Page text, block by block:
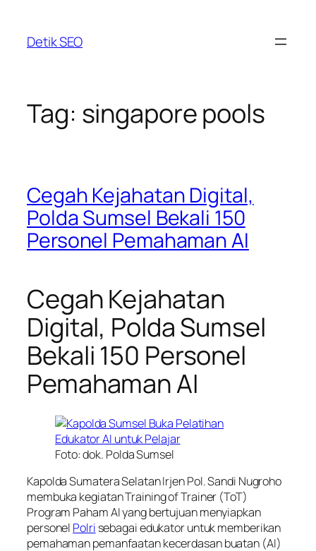
content
Detik SEO
Tag: singapore pools
Cegah Kejahatan Digital,
Polda Sumsel Bekali 150
Personel Pemahaman AI
Cegah Kejahatan
Digital, Polda Sumsel
Bekali 150 Personel
Pemahaman AI
Foto: dok. Polda Sumsel
Kapolda Sumatera Selatan Irjen Pol. Sandi Nugroho
membuka kegiatan Training of Trainer (ToT)
Program Paham AI yang bertujuan menyiapkan
personel Polri sebagai edukator untuk memberikan
pemahaman pemanfaatan kecerdasan buatan (AI)